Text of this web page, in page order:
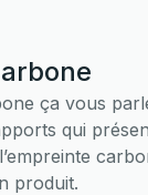
ça vous
qui
produit.